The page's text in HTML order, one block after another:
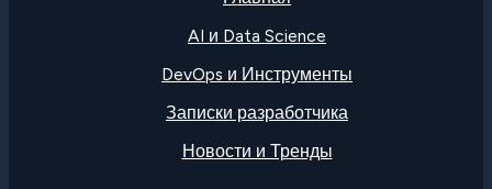
AI и Data Science
DevOps и Инструменты
Записки разработчика
Новости и Тренды